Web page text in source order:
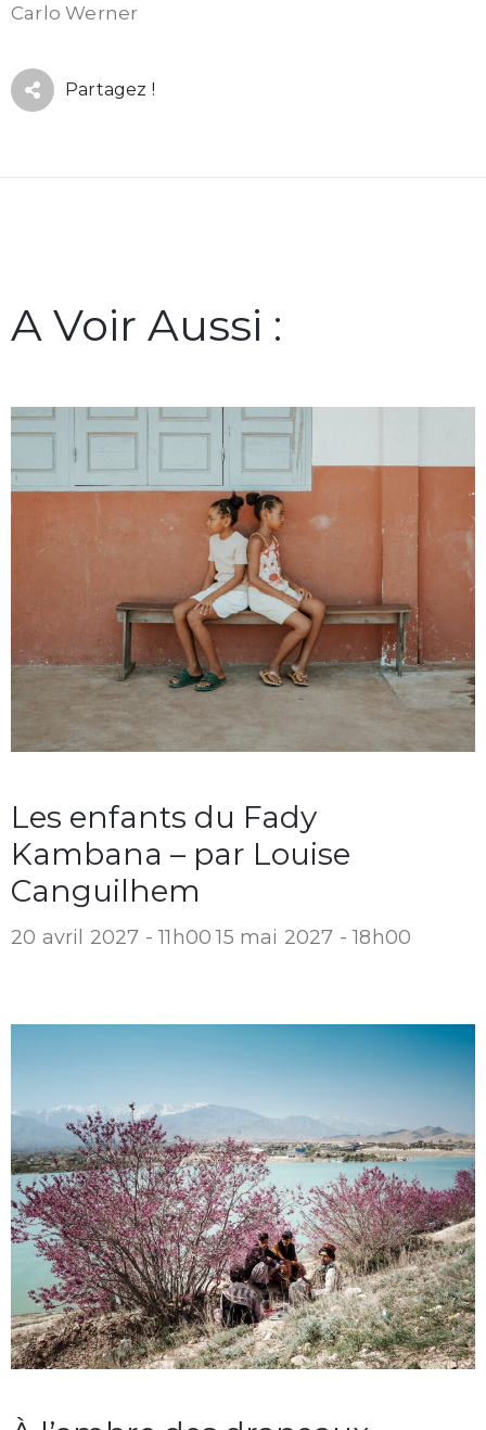
Carlo Werner
Partagez !
A Voir Aussi :
Les enfants du Fady
Kambana – par Louise
Canguilhem
20 avril 2027 - 11h00 15 mai 2027 - 18h00